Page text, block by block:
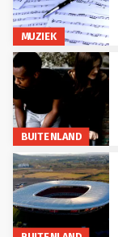
MUZIEK
BUITENLAND
BUITENLAND